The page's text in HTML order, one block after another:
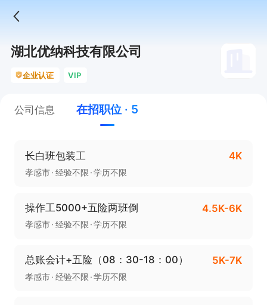
湖北优纳科技有限公司
企业认证 VIP
公司信息 在招职位 · 5
长白班包装工 4K
孝感市 经验不限 学历不限
操作工5000+五险两班倒 4.5K-6K
孝感市 经验不限 学历不限
总账会计+五险（08：30-18：00） 5K-7K
孝感市 经验不限 学历不限